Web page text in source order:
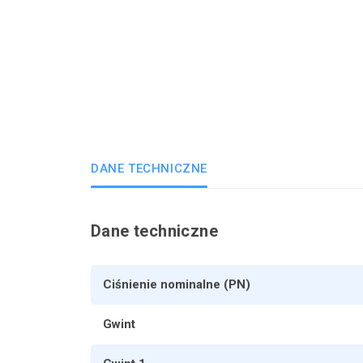
DANE TECHNICZNE
Dane techniczne
Ciśnienie nominalne (PN)
Gwint